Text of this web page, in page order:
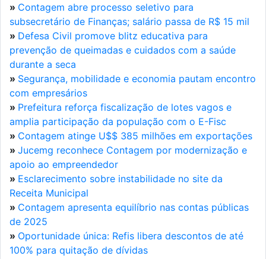
» Contagem abre processo seletivo para
subsecretário de Finanças; salário passa de R$ 15 mil
» Defesa Civil promove blitz educativa para
prevenção de queimadas e cuidados com a saúde
durante a seca
» Segurança, mobilidade e economia pautam encontro
com empresários
» Prefeitura reforça fiscalização de lotes vagos e
amplia participação da população com o E-Fisc
» Contagem atinge U$$ 385 milhões em exportações
» Jucemg reconhece Contagem por modernização e
apoio ao empreendedor
» Esclarecimento sobre instabilidade no site da
Receita Municipal
» Contagem apresenta equilíbrio nas contas públicas
de 2025
» Oportunidade única: Refis libera descontos de até
100% para quitação de dívidas